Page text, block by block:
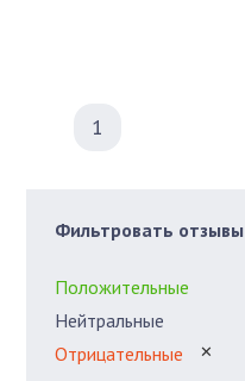
1
Фильтровать отзывы
Положительные
Нейтральные
Отрицательные
✕